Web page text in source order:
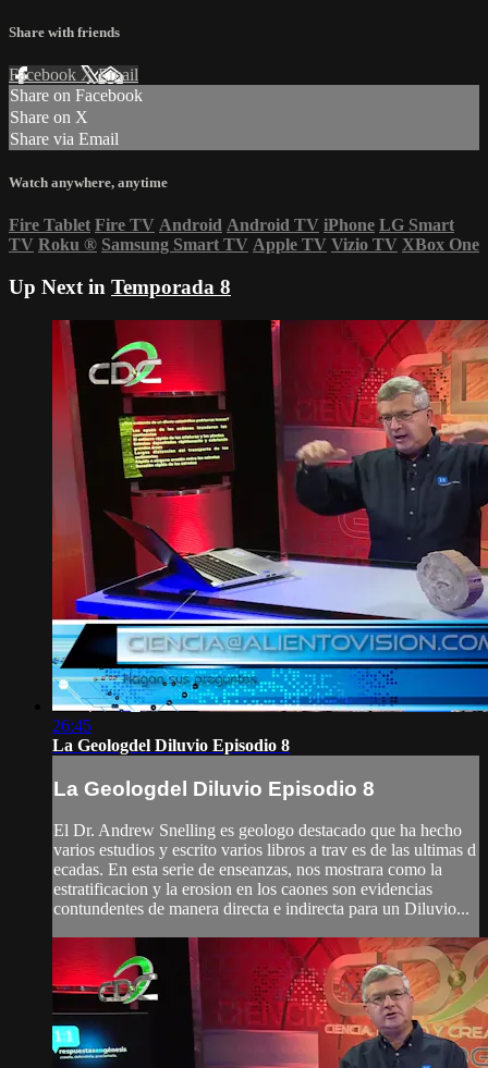
Share with friends
Facebook XEmail
Share on Facebook
Share on X
Share via Email
Watch anywhere, anytime
Fire Tablet Fire TV Android Android TV iPhone LG Smart
TV Roku ® Samsung Smart TV Apple TV Vizio TV XBox One
Up Next in Temporada 8
26:45
La Geologdel Diluvio Episodio 8
La Geologdel Diluvio Episodio 8
El Dr. Andrew Snelling es geologo destacado que ha hecho
varios estudios y escrito varios libros a trav es de las ultimas d
ecadas. En esta serie de enseanzas, nos mostrara como la
estratificacion y la erosion en los caones son evidencias
contundentes de manera directa e indirecta para un Diluvio...